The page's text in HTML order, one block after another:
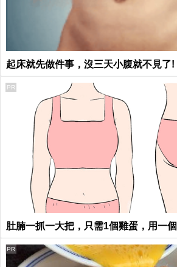
起床就先做件事，沒三天小腹就不見了!
肚腩一抓一大把，只需1個雞蛋，用一
PR
PR